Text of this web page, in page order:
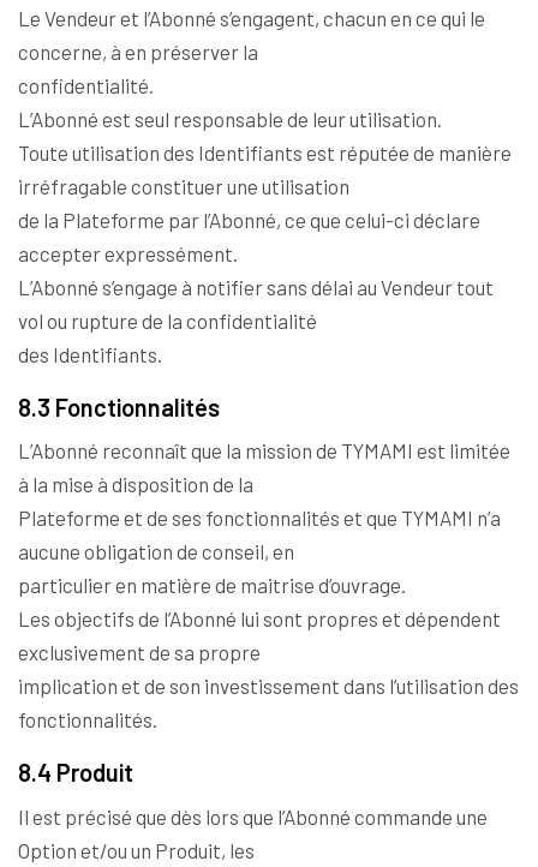
Le Vendeur et l’Abonné s’engagent, chacun en ce qui le
concerne, à en préserver la
confidentialité.
L’Abonné est seul responsable de leur utilisation.
Toute utilisation des Identifiants est réputée de manière
irréfragable constituer une utilisation
de la Plateforme par l’Abonné, ce que celui-ci déclare
accepter expressément.
L’Abonné s’engage à notifier sans délai au Vendeur tout
vol ou rupture de la confidentialité
des Identifiants.
8.3 Fonctionnalités
L’Abonné reconnaît que la mission de TYMAMI est limitée
à la mise à disposition de la
Plateforme et de ses fonctionnalités et que TYMAMI n’a
aucune obligation de conseil, en
particulier en matière de maitrise d’ouvrage.
Les objectifs de l’Abonné lui sont propres et dépendent
exclusivement de sa propre
implication et de son investissement dans l’utilisation des
fonctionnalités.
8.4 Produit
Il est précisé que dès lors que l’Abonné commande une
Option et/ou un Produit, les